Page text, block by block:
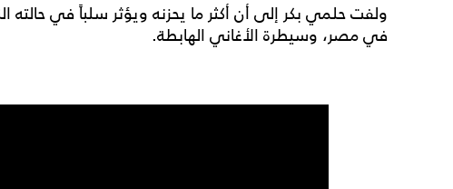
ولفت حلمي بكر إلى أن أكثر ما يحزنه ويؤثر سلباً في حالته
في مصر، وسيطرة الأغاني الهابطة.